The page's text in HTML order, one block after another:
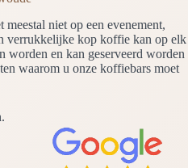
niet op een evenement,
verrukkelijke kop koffie kan op elk
worden en kan geserveerd worden
waarom u onze koffiebars moet